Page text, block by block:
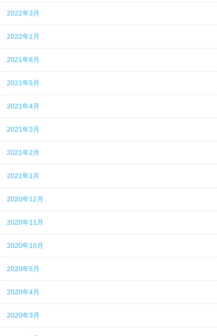
2022年3月
2022年1月
2021年6月
2021年5月
2021年4月
2021年3月
2021年2月
2021年1月
2020年12月
2020年11月
2020年10月
2020年5月
2020年4月
2020年3月